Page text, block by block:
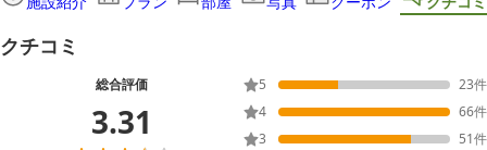
クチコミ
総合評価
3.31
5 23件
4
66件
3
51件